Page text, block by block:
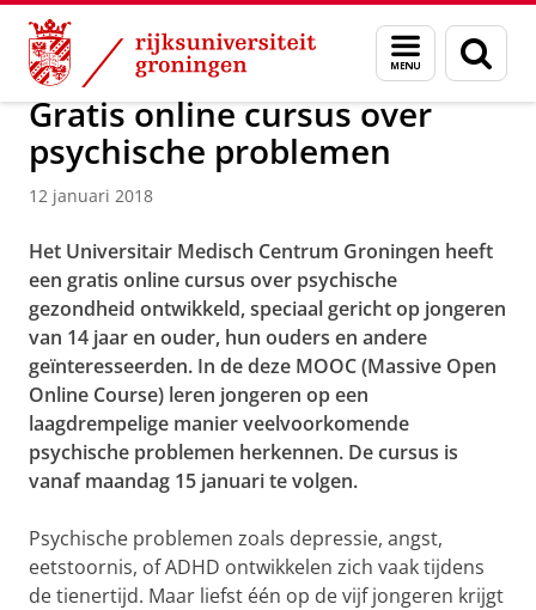
Skip
Content
Skip
Navigation
Menu
en
zoeken
Over ons Actueel Nieuws Nieuwsberichten
Gratis online cursus over
psychische problemen
12 januari 2018
Het Universitair Medisch Centrum Groningen heeft
een gratis online cursus over psychische
gezondheid ontwikkeld, speciaal gericht op jongeren
van 14 jaar en ouder, hun ouders en andere
geïnteresseerden. In de deze MOOC (Massive Open
Online Course) leren jongeren op een
laagdrempelige manier veelvoorkomende
psychische problemen herkennen. De cursus is
vanaf maandag 15 januari te volgen.
Psychische problemen zoals depressie, angst,
eetstoornis, of ADHD ontwikkelen zich vaak tijdens
de tienertijd. Maar liefst één op de vijf jongeren krijgt